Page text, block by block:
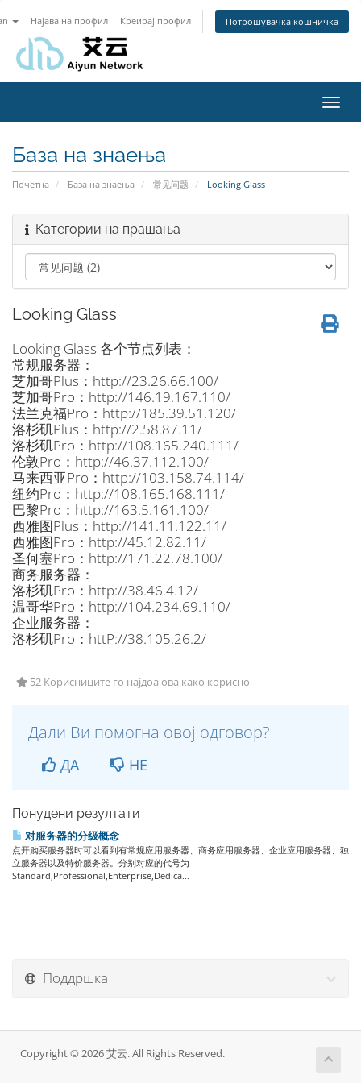
Најава на профил Креирај профил Потрошувачка кошничка
База на знаења
Почетна База на знаења 常见问题 Looking Glass
Категории на прашања
Looking Glass
Looking Glass 各个节点列表：
常规服务器：
芝加哥Plus：http://23.26.66.100/
芝加哥Pro：http://146.19.167.110/
法兰克福Pro：http://185.39.51.120/
洛杉矶Plus：http://2.58.87.11/
洛杉矶Pro：http://108.165.240.111/
伦敦Pro：http://46.37.112.100/
马来西亚Pro：http://103.158.74.114/
纽约Pro：http://108.165.168.111/
巴黎Pro：http://163.5.161.100/
西雅图Plus：http://141.11.122.11/
西雅图Pro：http://45.12.82.11/
圣何塞Pro：http://171.22.78.100/
商务服务器：
洛杉矶Pro：http://38.46.4.12/
温哥华Pro：http://104.234.69.110/
企业服务器：
洛杉矶Pro：httP://38.105.26.2/
52 Корисниците го најдоа ова како корисно
Дали Ви помогна овој одговор?
ДА НЕ
Понудени резултати
对服务器的分级概念
点开购买服务器时可以看到有常规应用服务器、商务应用服务器、企业应用服务器、独
立服务器以及特价服务器。分别对应的代号为
Standard,Professional,Enterprise,Dedica...
Поддршка
Copyright © 2026 艾云. All Rights Reserved.